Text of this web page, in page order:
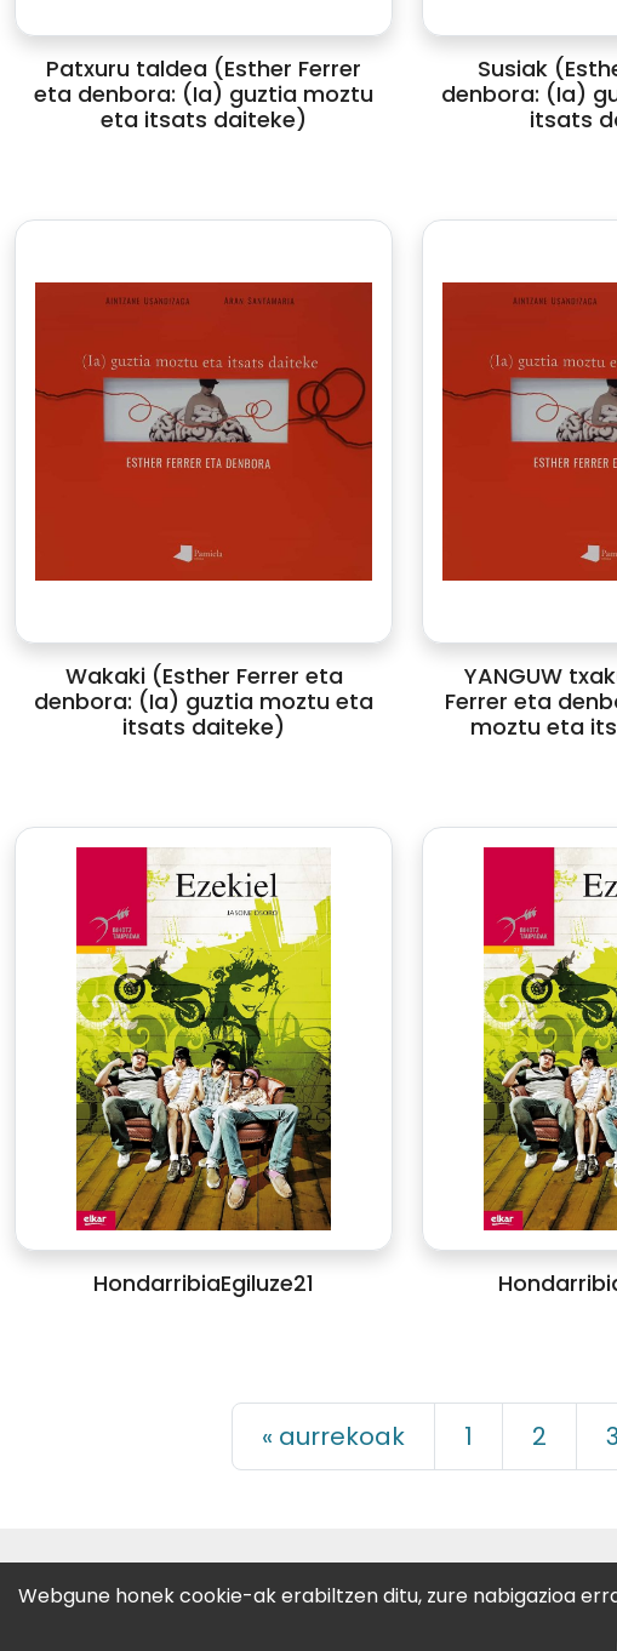
Patxuru taldea (Esther Ferrer
eta denbora: (Ia) guztia moztu
eta itsats daiteke)
Susiak
denbora: (Ia)
itsats
Wakaki (Esther Ferrer eta
denbora: (Ia) guztia moztu eta
itsats daiteke)
YANGUW
Ferrer eta
moztu eta
HondarribiaEgiluze21
« aurrekoak 1 2 3
Zemoria, 25-behea · 20013 Donostia
Webgune honek cookie-ak erabiltzen ditu, zure nabigazioa